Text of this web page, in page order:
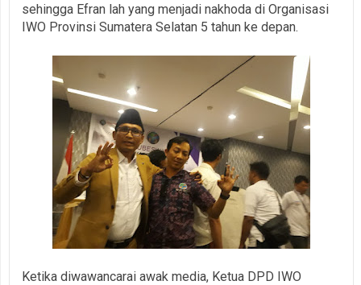
sehingga Efran lah yang menjadi nakhoda di Organisasi
IWO Provinsi Sumatera Selatan 5 tahun ke depan.
Ketika diwawancarai awak media, Ketua DPD IWO